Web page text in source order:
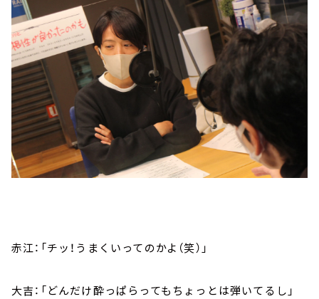
赤江：「チッ！うまくいってのかよ（笑）」
大吉：「どんだけ酔っぱらってもちょっとは弾いてるし」